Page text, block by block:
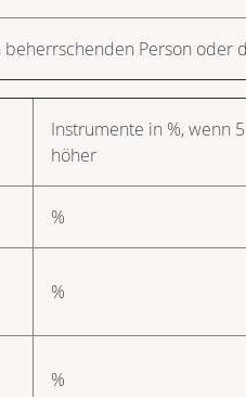
Person
Instrumente in %, wenn
höher
%
%
%